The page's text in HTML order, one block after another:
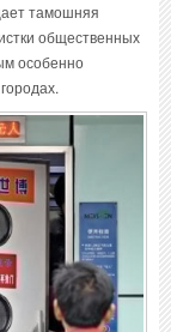
тамошняя
общественных
особенно